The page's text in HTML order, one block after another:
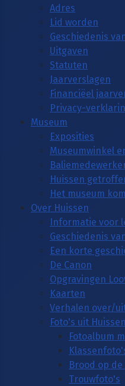
Adres
Lid worden
Geschiedenis
Uitgaven
Statuten
Jaarverslagen
Financiëel
Privacy-
Museum
Exposities
Museumwinkel
Huissen
Het museum
Over Huissen
Informatie voor
Geschiedenis
Een korte
De Canon
Opgravingen
Kaarten
Verhalen over/
Foto's uit Huissen
Fotoalbum
Brood op
Trouwfoto's